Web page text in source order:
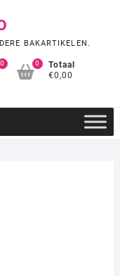
BAKARTIKELEN.
0
Totaal
€0,00
0